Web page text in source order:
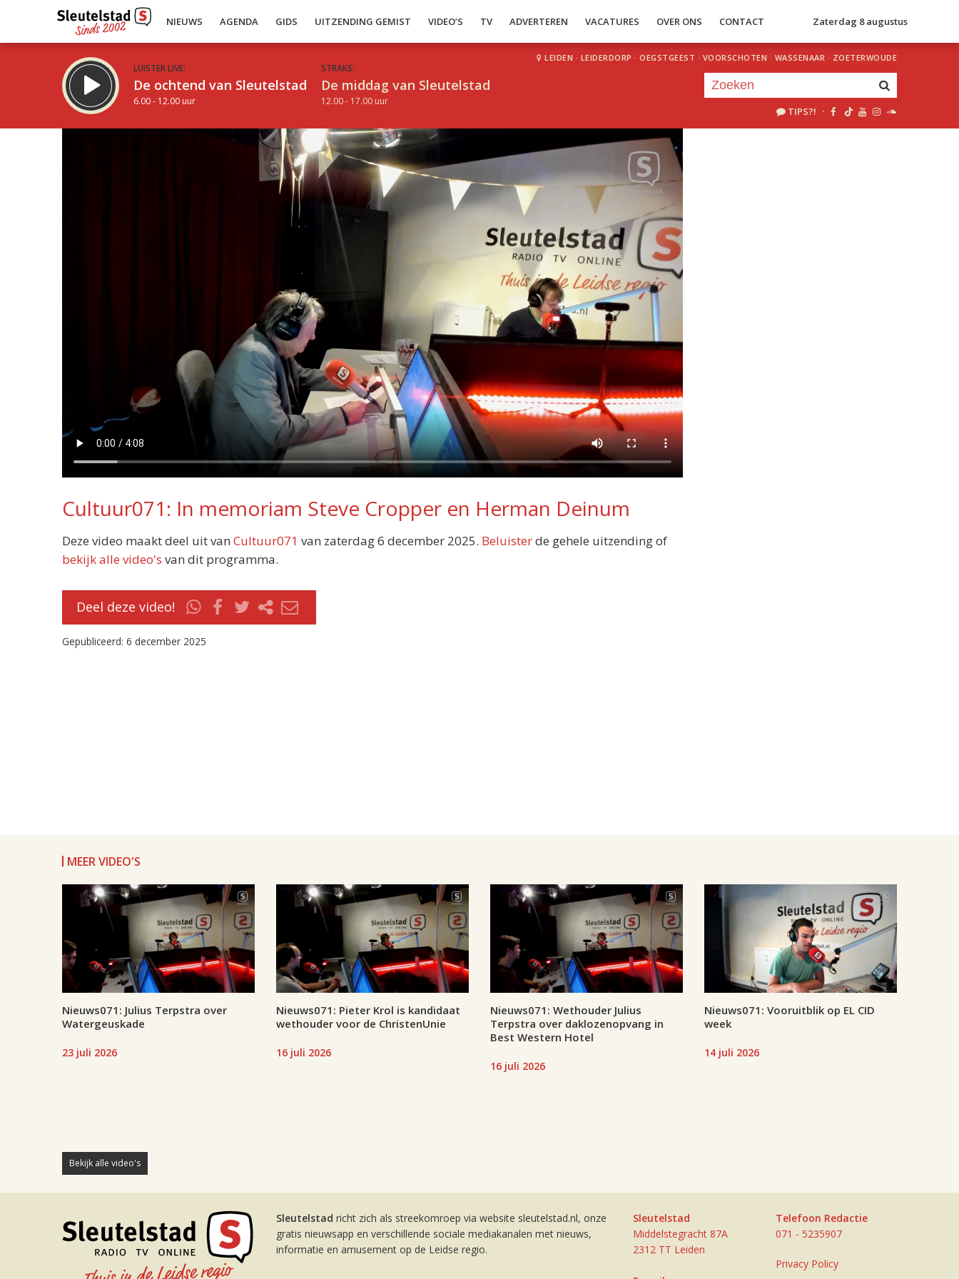
NIEUWS AGENDA GIDS UITZENDING GEMIST VIDEO’S TV ADVERTEREN VACATURES OVER ONS CONTACT Zaterdag 8 augustus
LUISTER LIVE:
De ochtend van Sleutelstad
6.00 - 12.00 uur
STRAKS:
De middag van Sleutelstad
12.00 - 17.00 uur
LEIDEN · LEIDERDORP · OEGSTGEEST · VOORSCHOTEN · WASSENAAR · ZOETERWOUDE
TIPS?! ·
Cultuur071: In memoriam Steve Cropper en Herman Deinum
Deze video maakt deel uit van Cultuur071 van zaterdag 6 december 2025. Beluisterde gehele uitzending of
bekijk alle video's van dit programma.
Deel deze video!
Gepubliceerd: 6 december 2025
MEER VIDEO'S
Nieuws071: Julius Terpstra over
Watergeuskade
23 juli 2026
Nieuws071: Pieter Krol is kandidaat
wethouder voor de ChristenUnie
16 juli 2026
Nieuws071: Wethouder Julius
Terpstra over daklozenopvang in
Best Western Hotel
16 juli 2026
Nieuws071: Vooruitblik op EL CID
week
14 juli 2026
Bekijk alle video's
Sleutelstad richt zich als streekomroep via website sleutelstad.nl, onze
gratis nieuwsapp en verschillende sociale mediakanalen met nieuws,
informatie en amusement op de Leidse regio.
Sleutelstad
Middelstegracht 87A
2312 TT Leiden
Telefoon Redactie
071 - 5235907
Privacy Policy